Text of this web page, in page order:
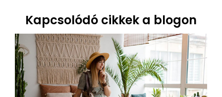
Kapcsolódó cikkek a blogon